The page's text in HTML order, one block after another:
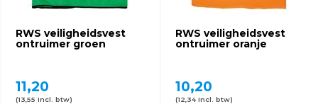
RWS veiligheidsvest
ontruimer groen
11,20
(13,55 Incl. btw)
RWS veiligheidsvest
ontruimer oranje
10,20
(12,34 Incl. btw)